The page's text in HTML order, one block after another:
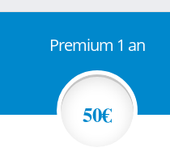
Premium 1 an
50€